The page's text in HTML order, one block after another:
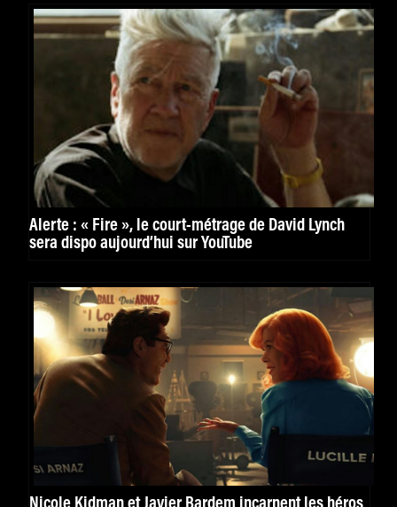
Alerte : « Fire », le court-métrage de David Lynch
sera dispo aujourd’hui sur YouTube